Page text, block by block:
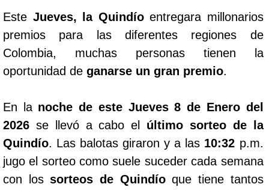
Este Jueves, la Quindíoentregara millonarios
premios para las diferentes regiones de
Colombia, muchas personas tienen la
oportunidad de ganarse un gran premio.
En la noche de este Jueves 8 de Enero del
2026 se llevó a cabo el último sorteo de la
Quindío. Las balotas giraron y a las 10:32 p.m.
jugo el sorteo como suele suceder cada semana
con lossorteos de Quindíoque tiene tantos